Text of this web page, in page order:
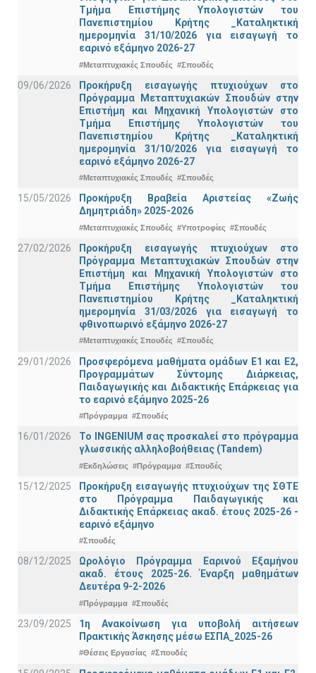
Τμήμα Eπιστήμης Υπολογιστών του
Πανεπιστημίου Κρήτης _Καταληκτική
ημερομηνία 31/10/2026 για εισαγωγή το
εαρινό εξάμηνο 2026-27
#Μεταπτυχιακές Σπουδές #Σπουδές
09/06/2026
Προκήρυξη εισαγωγής πτυχιούχων στo
Πρόγραμμα Μεταπτυχιακών Σπουδών στην
Επιστήμη και Μηχανική Υπολογιστών στο
Τμήμα Eπιστήμης Υπολογιστών του
Πανεπιστημίου Κρήτης _Καταληκτική
ημερομηνία 31/10/2026 για εισαγωγή το
εαρινό εξάμηνο 2026-27
#Μεταπτυχιακές Σπουδές #Σπουδές
15/05/2026
Προκήρυξη Βραβεία Αριστείας «Ζωής
Δημητριάδη» 2025-2026
#Μεταπτυχιακές Σπουδές #Υποτροφίες #Σπουδές
27/02/2026
Προκήρυξη εισαγωγής πτυχιούχων στo
Πρόγραμμα Μεταπτυχιακών Σπουδών στην
Επιστήμη και Μηχανική Υπολογιστών στο
Τμήμα Eπιστήμης Υπολογιστών του
Πανεπιστημίου Κρήτης _Καταληκτική
ημερομηνία 31/03/2026 για εισαγωγή το
φθινοπωρινό εξάμηνο 2026-27
#Μεταπτυχιακές Σπουδές #Σπουδές
29/01/2026
Προσφερόμενα μαθήματα ομάδων Ε1 και Ε2,
Προγραμμάτων Σύντομης Διάρκειας,
Παιδαγωγικής και Διδακτικής Επάρκειας για
το εαρινό εξάμηνο 2025-26
#Πρόγραμμα #Σπουδές
16/01/2026
Το INGENIUM σας προσκαλεί στο πρόγραμμα
γλωσσικής αλληλοβοήθειας (Tandem)
#Εκδηλώσεις #Πρόγραμμα #Σπουδές
15/12/2025
Προκήρυξη εισαγωγής πτυχιούχων της ΣΘΤΕ
στο Πρόγραμμα Παιδαγωγικής και
Διδακτικής Επάρκειας ακαδ. έτους 2025-26 -
εαρινό εξάμηνο
#Σπουδές
08/12/2025
Ωρολόγιο Πρόγραμμα Εαρινού Εξαμήνου
ακαδ. έτους 2025-26. Έναρξη μαθημάτων
Δευτέρα 9-2-2026
#Πρόγραμμα #Σπουδές
23/09/2025
1η Ανακοίνωση για υποβολή αιτήσεων
Πρακτικής Άσκησης μέσω ΕΣΠΑ_2025-26
#Θέσεις Εργασίας #Σπουδές